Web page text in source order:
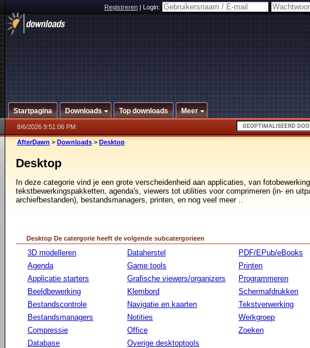
Registreren|Login:
Startpagina Downloads Top downloads Meer
8/6/2026 9:51:06 PM
AfterDawn > Downloads > Desktop
Desktop
In deze categorie vind je een grote verscheidenheid aan applicaties, van
tekstbewerkingspakketten, agenda's, viewers tot utilities voor comprimeren (in- en
archiefbestanden), bestandsmanagers, printen, en nog veel meer ..
Desktop De catergorie heeft de volgende subcatergorieen
3D modelleren
Agenda
Applicatie starters
Beeldbewerking
Bestandscontrole
Bestandsmanagers
Compressie
Database
Dataherstel
Game tools
Grafische viewers/organizers
Klembord
Navigatie en kaarten
Notities
Office
Overige desktoptools
PDF/EPub/eBooks
Printen
Programmeren
Schermafdrukken
Tekstverwerking
Werkgroep
Zoeken